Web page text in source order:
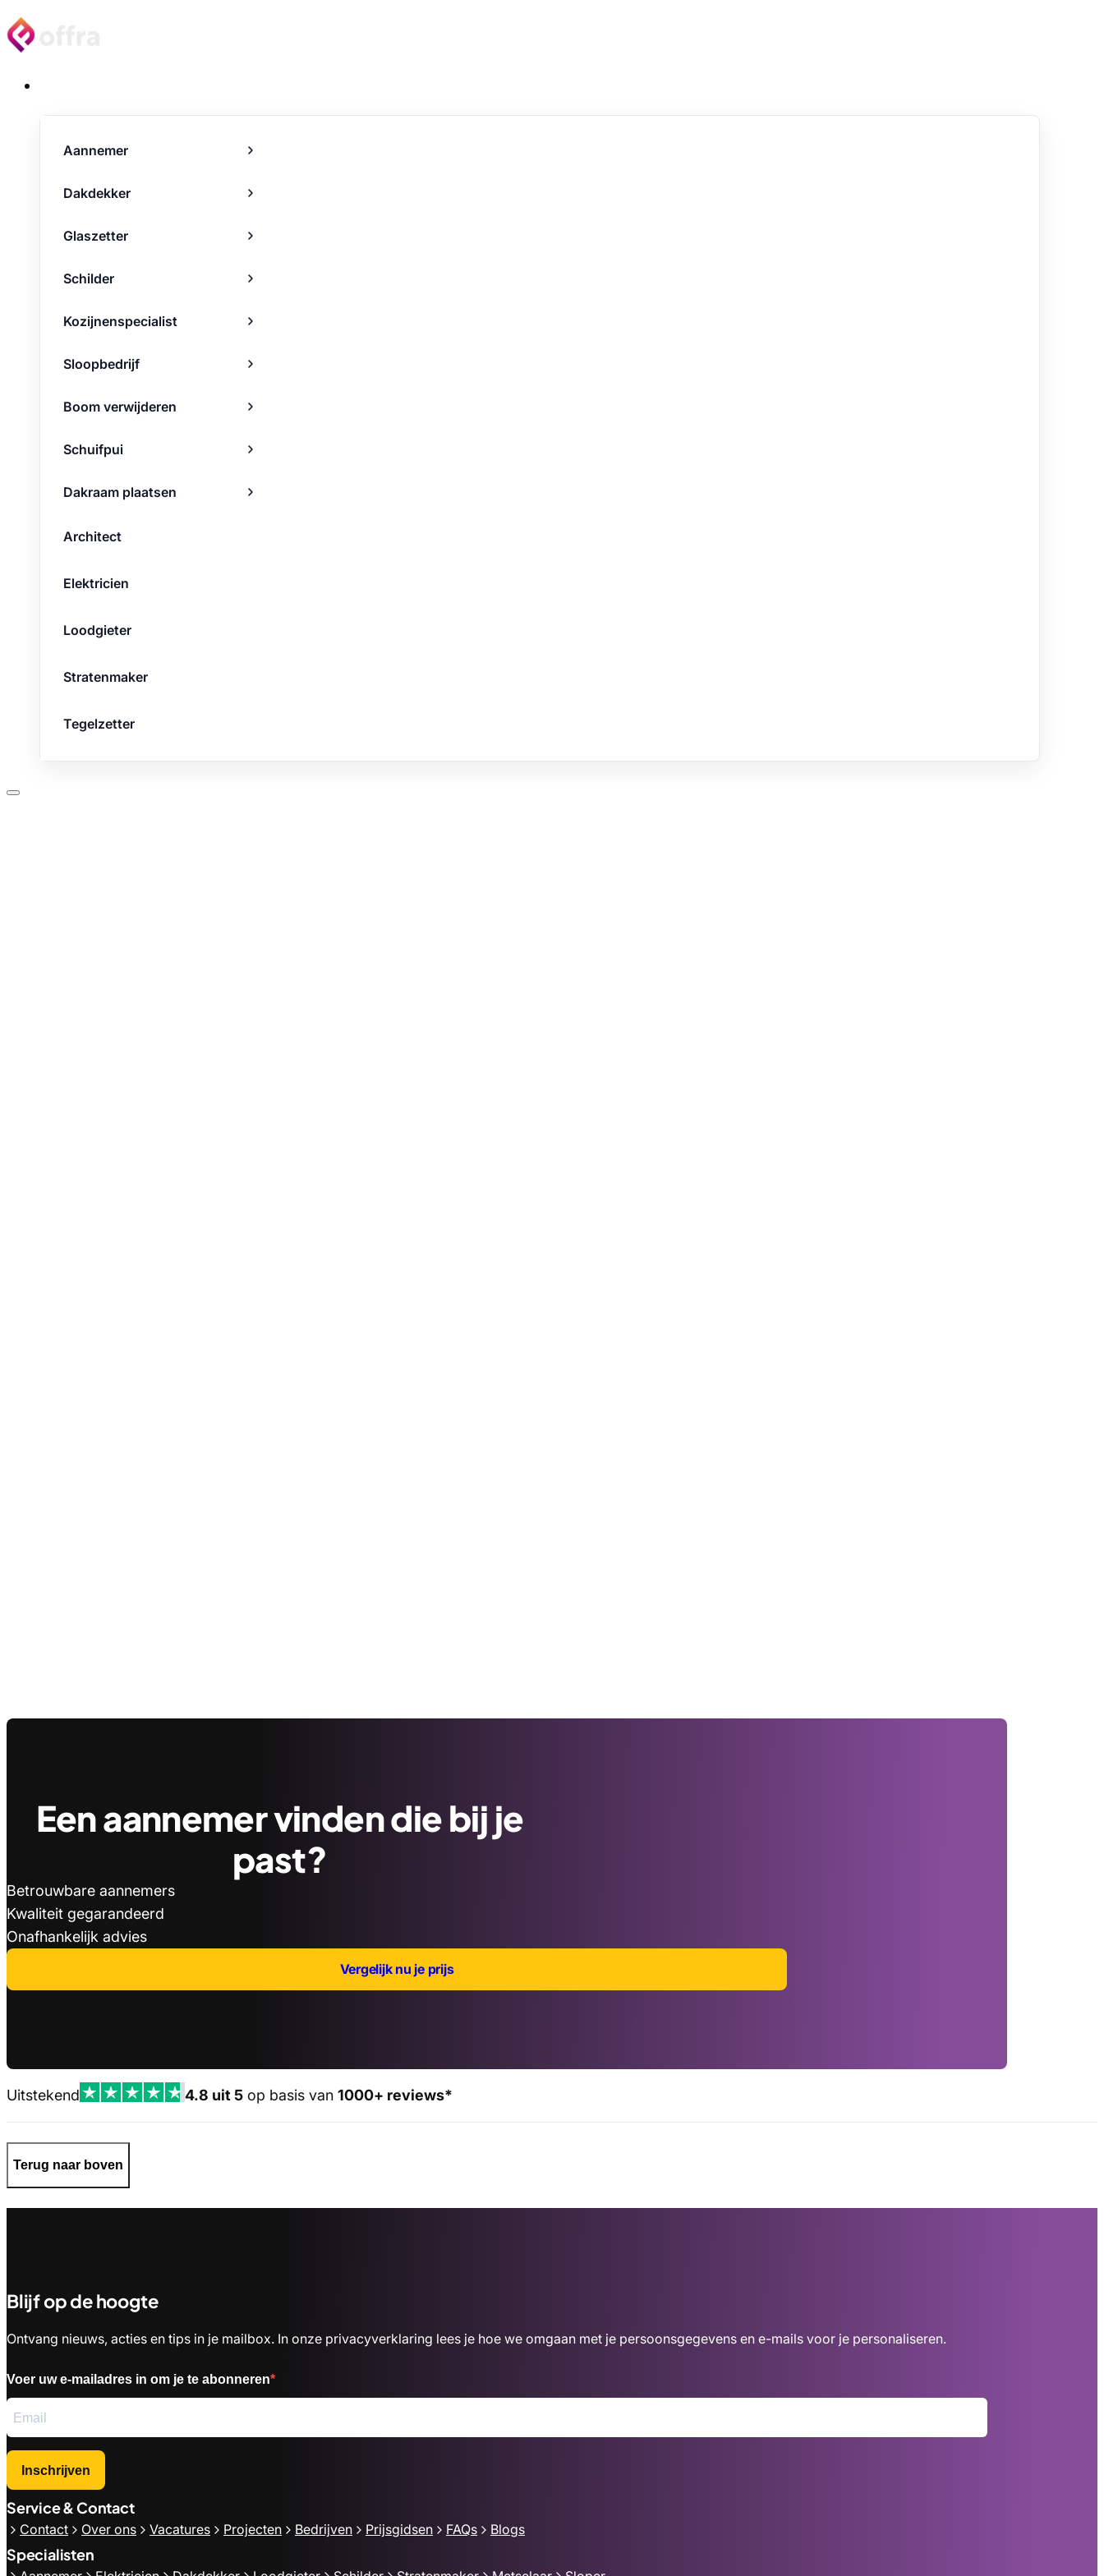
Aannemer
Dakdekker
Glaszetter
Schilder
Kozijnenspecialist
Sloopbedrijf
Boom verwijderen
Schuifpui
Dakraam plaatsen
Architect
Elektricien
Loodgieter
Stratenmaker
Tegelzetter
Een aannemer vinden die bij je
past?
Betrouwbare aannemers
Kwaliteit gegarandeerd
Onafhankelijk advies
Vergelijk nu je prijs
Uitstekend 4.8 uit 5 op basis van 1000+ reviews*
Terug naar boven
Blijf op de hoogte
Ontvang nieuws, acties en tips in je mailbox. In onze privacyverklaring lees je hoe we omgaan met je persoonsgegevens en e-mails voor je personaliseren.
Voer uw e-mailadres in om je te abonneren
Inschrijven
Service & Contact
Contact Over ons Vacatures Projecten Bedrijven Prijsgidsen FAQs Blogs
Specialisten